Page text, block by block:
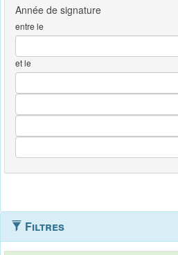
entre le
et le
Filtres